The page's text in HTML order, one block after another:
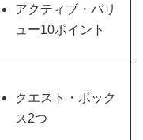
アクティブ・バリ
ュー10ポイント
クエスト・ボック
ス2つ